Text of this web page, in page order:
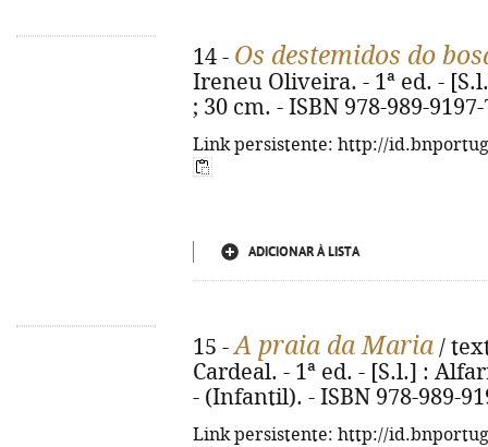
14 - Os destemidos do
Ireneu Oliveira. - 1ª ed. -
; 30 cm. - ISBN 978-989-
Link persistente: http://
ADICIONAR À LISTA
15 -A praia da Maria /
Cardeal. - 1ª ed. - [S.l.] :
- (Infantil). - ISBN 978-989-
Link persistente: http://